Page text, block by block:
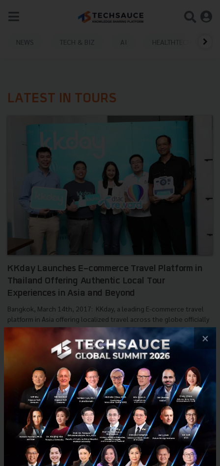
NEWS TECH & BIZ AI HEALTHTECH
LATEST IN TOURS
KKday Launches E-commerce Travel Platform in
Thailand Offering Authentic Local Tour
Experiences in Asia and Beyond
Bangkok, March 14th, 2017: KKday, a leading E-commerce travel
platform in Asia offering localized travel across the globe officially
launched in Thailand today, bringing unique an...
| ByTechsauce Team
SEA tours KKDay Travel
E-mail :contact@techsauce.co
×